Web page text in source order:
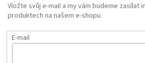
Vložte svůj e-mail a my vám budeme zasílat
produktech na našem e-shopu.
E-mail